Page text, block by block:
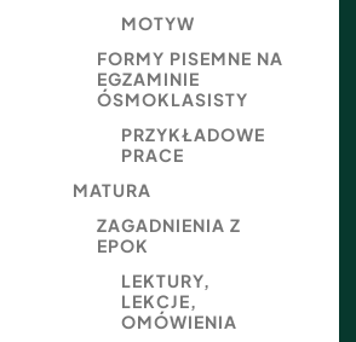
MOTYW
FORMY PISEMNE NA
EGZAMINIE
ÓSMOKLASISTY
PRZYKŁADOWE
PRACE
MATURA
ZAGADNIENIA Z
EPOK
LEKTURY,
LEKCJE,
OMÓWIENIA